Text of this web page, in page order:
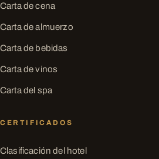
Carta de cena
Carta de almuerzo
Carta de bebidas
Carta de vinos
Carta del spa
CERTIFICADOS
Clasificación del hotel